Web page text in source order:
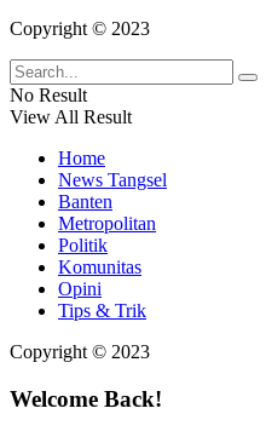
Copyright © 2023
No Result
View All Result
Home
News Tangsel
Banten
Metropolitan
Politik
Komunitas
Opini
Tips & Trik
Copyright © 2023
Welcome Back!